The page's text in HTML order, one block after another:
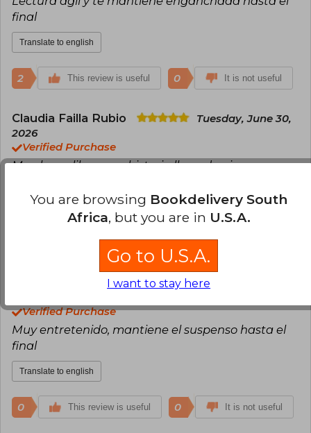
final
Translate to english
2 This review is useful 0 It is not useful
Claudia Failla Rubio
Tuesday, June 30,
2026
Verified Purchase
Muy buen libro, una historia llena de giros, no se
Translate to english
This review is useful 0
Anonymous User
Monday, July 06,
Verified Purchase
Muy entretenido, mantiene el suspenso hasta el
final
Translate to english
0 This review is useful 0 It is not useful
You are browsing Bookdelivery South
Africa, but you are in U.S.A.
Go to U.S.A.
I want to stay here